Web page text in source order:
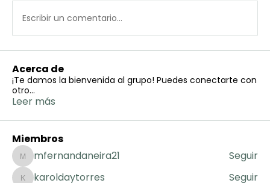
Escribir un comentario...
Acerca de
¡Te damos la bienvenida al grupo! Puedes conectarte con
otro...
Leer más
Miembros
mfernandaneira21
mfernandaneira21 Seguir
karoldaytorres Seguir